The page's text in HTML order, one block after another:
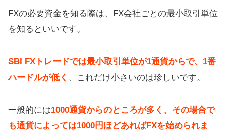
FXの必要資金を知る際は、FX会社ごとの最小取引単位
を知るといいです。
SBI FXトレードでは最小取引単位が1通貨からで、1番
ハードルが低く 、これだけ小さいのは珍しいです。
一般的には1000通貨からのところが多く、その場合で
も通貨によっては1000円ほどあればFXを始められま